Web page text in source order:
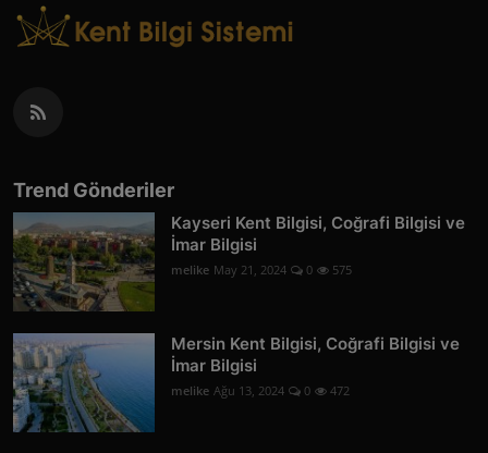
Trend Gönderiler
Kayseri Kent Bilgisi, Coğrafi Bilgisi ve
İmar Bilgisi
melike May 21, 2024 0 575
Mersin Kent Bilgisi, Coğrafi Bilgisi ve
İmar Bilgisi
melike Ağu 13, 2024 0 472